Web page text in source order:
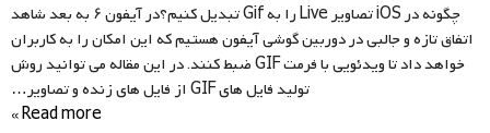
چگونه در iOS تصاویر Live را به Gif تبدیل کنیم؟در آیفون ۶ به بعد شاهد
اتفاق تازه و جالبی در دوربین گوشی آیفون هستیم که این امکان را به کاربران
خواهد داد تا ویدئویی با فرمت GIF ضبط کنند. در این مقاله می توانید روش
تولید فایل های GIF از فایل های زنده و تصاویر…
Read more »